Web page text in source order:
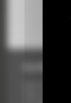
8,6 M3
Łyżki Cat do
odporne i